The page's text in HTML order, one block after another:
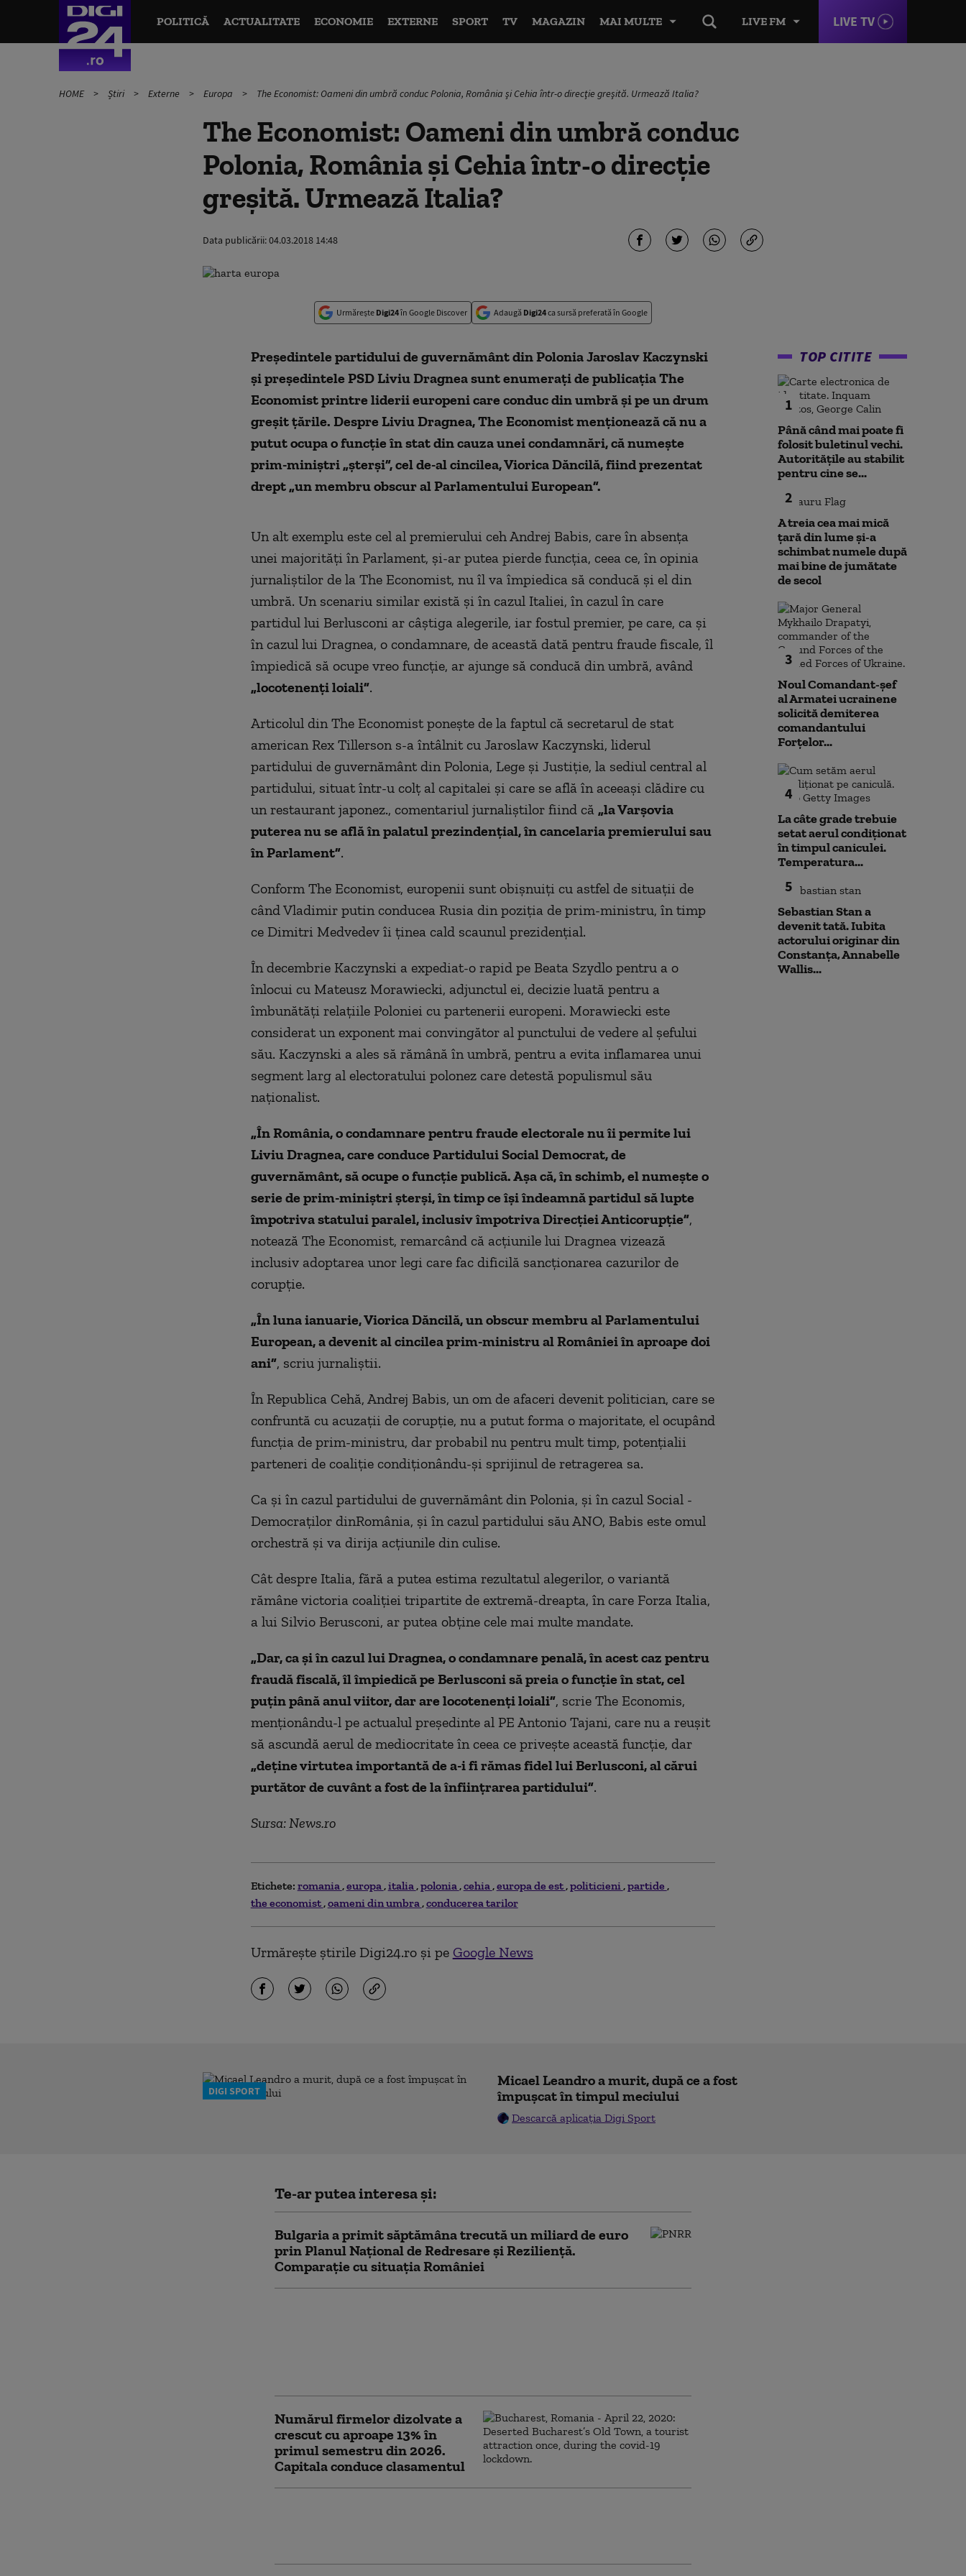
LIVE FM LIVE TV
POLITICĂ ACTUALITATE ECONOMIE EXTERNE SPORT TV MAGAZIN MAI MULTE
HOME Știri Externe Europa The Economist: Oameni din umbră conduc Polonia, România şi Cehia într-o direcţie greşită. Urmează Italia?
The Economist: Oameni din umbră conduc
Polonia, România şi Cehia într-o direcţie
greşită. Urmează Italia?
Data publicării:04.03.2018 14:48
Urmărește Digi24în Google Discover Adaugă Digi24ca sursă preferată în Google
Preşedintele partidului de guvernământ din Polonia Jaroslav Kaczynski
şi preşedintele PSD Liviu Dragnea sunt enumeraţi de publicaţia The
Economist printre liderii europeni care conduc din umbră şi pe un drum
greşit ţările. Despre Liviu Dragnea, The Economist menţionează că nu a
putut ocupa o funcţie în stat din cauza unei condamnări, că numeşte
prim-miniştri „şterşi”, cel de-al cincilea, Viorica Dăncilă, fiind prezentat
drept „un membru obscur al Parlamentului European”.
Un alt exemplu este cel al premierului ceh Andrej Babis, care în absenţa
unei majorităţi în Parlament, şi-ar putea pierde funcţia, ceea ce, în opinia
jurnaliştilor de la The Economist, nu îl va împiedica să conducă şi el din
umbră. Un scenariu similar există şi în cazul Italiei, în cazul în care
partidul lui Berlusconi ar câştiga alegerile, iar fostul premier, pe care, ca şi
în cazul lui Dragnea, o condamnare, de această dată pentru fraude fiscale, îl
împiedică să ocupe vreo funcţie, ar ajunge să conducă din umbră, având
„locotenenţi loiali”.
Articolul din The Economist poneşte de la faptul că secretarul de stat
american Rex Tillerson s-a întâlnit cu Jaroslaw Kaczynski, liderul
partidului de guvernământ din Polonia, Lege şi Justiţie, la sediul central al
partidului, situat într-u colţ al capitalei şi care se află în aceeaşi clădire cu
un restaurant japonez., comentariul jurnaliştilor fiind că „la Varşovia
puterea nu se află în palatul prezindenţial, în cancelaria premierului sau
în Parlament”.
Conform The Economist, europenii sunt obişnuiţi cu astfel de situaţii de
când Vladimir putin conducea Rusia din poziţia de prim-ministru, în timp
ce Dimitri Medvedev îi ţinea cald scaunul prezidenţial.
În decembrie Kaczynski a expediat-o rapid pe Beata Szydlo pentru a o
înlocui cu Mateusz Morawiecki, adjunctul ei, decizie luată pentru a
îmbunătăţi relaţiile Poloniei cu partenerii europeni. Morawiecki este
considerat un exponent mai convingător al punctului de vedere al şefului
său. Kaczynski a ales să rămână în umbră, pentru a evita inflamarea unui
segment larg al electoratului polonez care detestă populismul său
naţionalist.
„În România, o condamnare pentru fraude electorale nu îi permite lui
Liviu Dragnea, care conduce Partidului Social Democrat, de
guvernământ, să ocupe o funcţie publică. Aşa că, în schimb, el numeşte o
serie de prim-miniştri şterşi, în timp ce îşi îndeamnă partidul să lupte
împotriva statului paralel, inclusiv împotriva Direcţiei Anticorupţie”,
notează The Economist, remarcând că acţiunile lui Dragnea vizează
inclusiv adoptarea unor legi care fac dificilă sancţionarea cazurilor de
corupţie.
„În luna ianuarie, Viorica Dăncilă, un obscur membru al Parlamentului
European, a devenit al cincilea prim-ministru al României în aproape doi
ani”, scriu jurnaliştii.
În Republica Cehă, Andrej Babis, un om de afaceri devenit politician, care se
confruntă cu acuzaţii de corupţie, nu a putut forma o majoritate, el ocupând
funcţia de prim-ministru, dar probabil nu pentru mult timp, potenţialii
parteneri de coaliţie condiţionându-şi sprijinul de retragerea sa.
Ca şi în cazul partidului de guvernământ din Polonia, şi în cazul Social -
Democraţilor dinRomânia, şi în cazul partidului său ANO, Babis este omul
orchestră şi va dirija acţiunile din culise.
Cât despre Italia, fără a putea estima rezultatul alegerilor, o variantă
rămâne victoria coaliţiei tripartite de extremă-dreapta, în care Forza Italia,
a lui Silvio Berusconi, ar putea obţine cele mai multe mandate.
„Dar, ca şi în cazul lui Dragnea, o condamnare penală, în acest caz pentru
fraudă fiscală, îl împiedică pe Berlusconi să preia o funcţie în stat, cel
puţin până anul viitor, dar are locotenenţi loiali”, scrie The Economis,
menţionându-l pe actualul preşedinte al PE Antonio Tajani, care nu a reuşit
să ascundă aerul de mediocritate în ceea ce priveşte această funcţie, dar
„deţine virtutea importantă de a-i fi rămas fidel lui Berlusconi, al cărui
purtător de cuvânt a fost de la înfiinţrarea partidului”.
Sursa: News.ro
Etichete: romania europa italia polonia cehia europa de est politicieni partide
the economist oameni din umbra conducerea tarilor
Urmărește știrile Digi24.ro și pe Google News
TOP CITITE
1
Până când mai poate fi
folosit buletinul vechi.
Autoritățile au stabilit
pentru cine se...
2
A treia cea mai mică
țară din lume și-a
schimbat numele după
mai bine de jumătate
de secol
3
Noul Comandant-șef
al Armatei ucrainene
solicită demiterea
comandantului
Forțelor...
4
La câte grade trebuie
setat aerul condiționat
în timpul caniculei.
Temperatura...
5
Sebastian Stan a
devenit tată. Iubita
actorului originar din
Constanța, Annabelle
Wallis...
DIGI SPORT
Micael Leandro a murit, după ce a fost
împușcat în timpul meciului
Descarcă aplicația Digi Sport
Te-ar putea interesa și:
Bulgaria a primit săptămâna trecută un miliard de euro
prin Planul Naţional de Redresare şi Rezilienţă.
Comparație cu situația României
Numărul firmelor dizolvate a
crescut cu aproape 13% în
primul semestru din 2026.
Capitala conduce clasamentul